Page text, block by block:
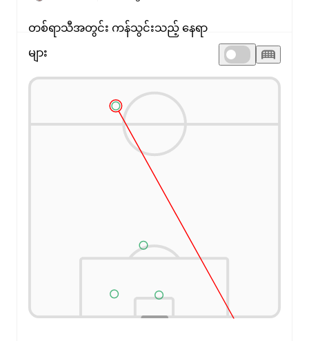
တစ်ရာသီအတွင်း ကန်သွင်းသည့် နေရာ
များ
ဂိုးပေါက်တည့်: ၀%